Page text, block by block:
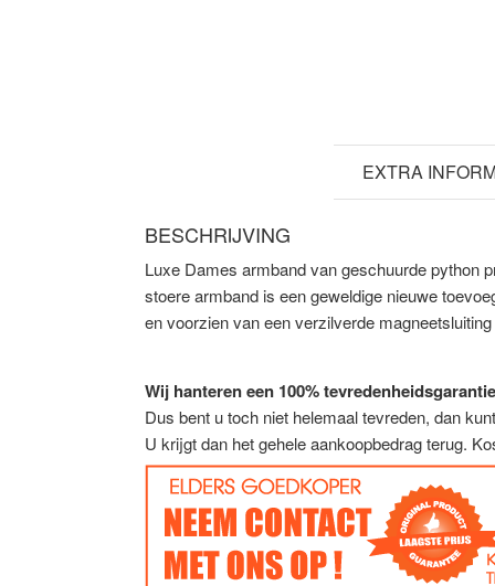
EXTRA
BESCHRIJVING
Luxe Dames armband van geschuurde python
stoere armband is een geweldige nieuwe
en voorzien van een verzilverde
Wij hanteren een 100%
Dus bent u toch niet helemaal tevreden, dan
U krijgt dan het gehele aankoopbedrag terug.